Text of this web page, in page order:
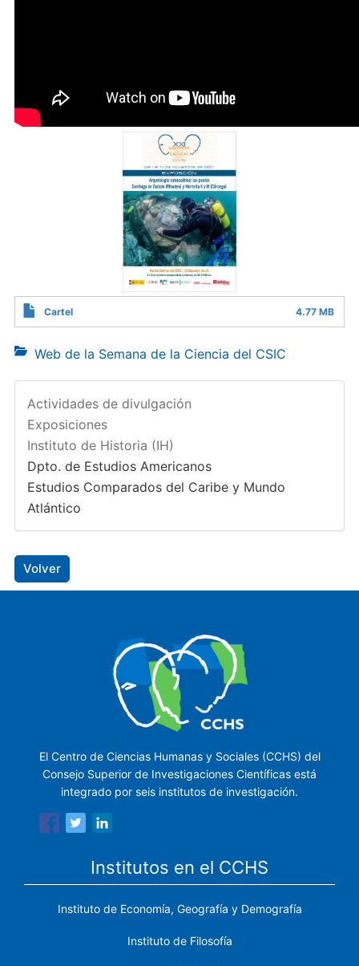
Cartel 4.77 MB
Web de la Semana de la Ciencia del CSIC
Actividades de divulgación
Exposiciones
Instituto de Historia (IH)
Dpto. de Estudios Americanos
Estudios Comparados del Caribe y Mundo
Atlántico
Volver
El Centro de Ciencias Humanas y Sociales (CCHS) del
Consejo Superior de Investigaciones Científicas está
integrado por seis institutos de investigación.
Institutos en el CCHS
Instituto de Economía, Geografía y Demografía
Instituto de Filosofía